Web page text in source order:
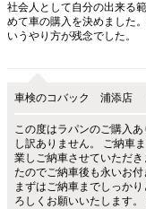
社会人として自分の出来る
めて車の購入を決めました
いうやり方が残念でした。
車検のコバック 浦添店
この度はラパンのご購入
し訳ありません。 ご納車
業しご納車させていただ
たのでご納車後も永いお付
まずはご納車までしっか
ろしくお願いいたします。